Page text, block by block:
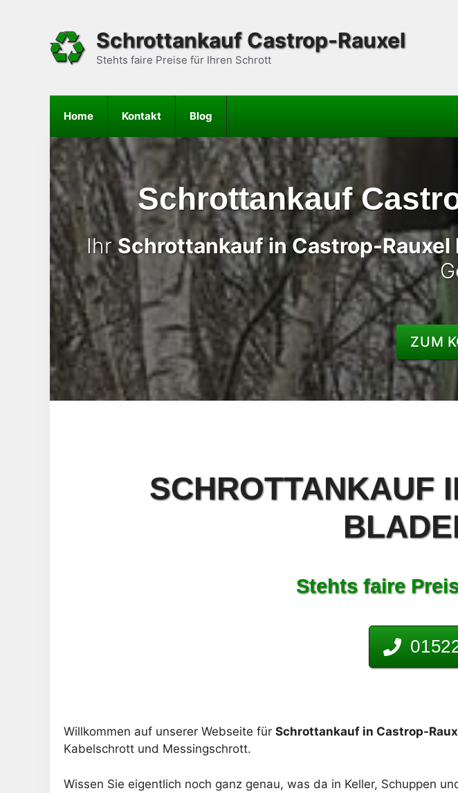
Schrottankauf Castrop-Rauxel
Stehts faire Preise für Ihren Schrott
Home Kontakt Blog
Schrottankauf
IhrSchrottankauf in Castrop-Rauxel
ZUM
SCHROTTANKAUF
Stehts faire
Willkommen auf unserer Webseite für Schrottankauf in Castrop-
Kabelschrott und Messingschrott.
Wissen Sie eigentlich noch ganz genau, was da in Keller, Schuppen